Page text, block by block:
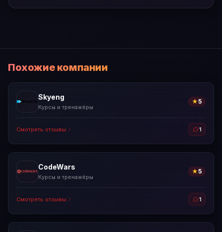
Похожие компании
Skyeng
Курсы и тренажёры
★5
Смотреть отзывы 1
CodeWars
Курсы и тренажёры
★5
Смотреть отзывы 1